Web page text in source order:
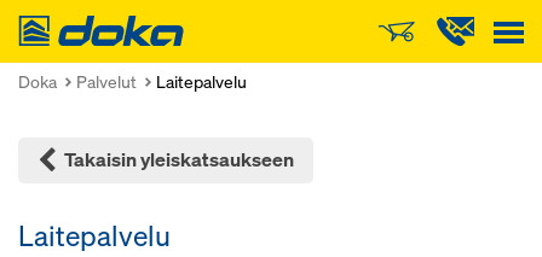
Doka
Doka Palvelut Laitepalvelu
Takaisin yleiskatsaukseen
Laitepalvelu